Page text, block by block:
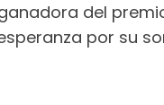
del
por su